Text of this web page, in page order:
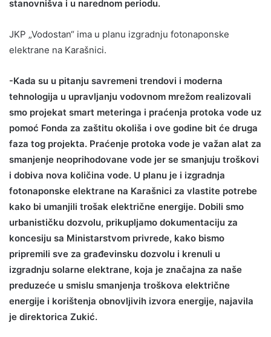
stanovnišva i u narednom periodu.
JKP „Vodostan“ ima u planu izgradnju fotonaponske
elektrane na Karašnici.
-Kada su u pitanju savremeni trendovi i moderna
tehnologija u upravljanju vodovnom mrežom realizovali
smo projekat smart meteringa i praćenja protoka vode uz
pomoć Fonda za zaštitu okoliša i ove godine bit će druga
faza tog projekta. Praćenje protoka vode je važan alat za
smanjenje neoprihodovane vode jer se smanjuju troškovi
i dobiva nova količina vode. U planu je i izgradnja
fotonaponske elektrane na Karašnici za vlastite potrebe
kako bi umanjili trošak električne energije. Dobili smo
urbanističku dozvolu, prikupljamo dokumentaciju za
koncesiju sa Ministarstvom privrede, kako bismo
pripremili sve za građevinsku dozvolu i krenuli u
izgradnju solarne elektrane, koja je značajna za naše
preduzeće u smislu smanjenja troškova električne
energije i korištenja obnovljivih izvora energije, najavila
je direktorica Zukić.